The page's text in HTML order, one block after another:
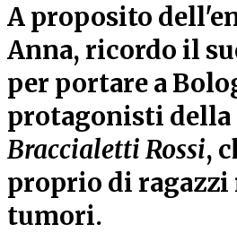
A proposito
Anna, ricordo il
per portare a
protagonisti della
Braccialetti Rossi,
proprio di ragazzi
tumori.